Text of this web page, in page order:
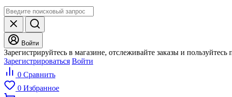
Войти
Зарегистрируйтесь в магазине, отслеживайте заказы и
Зарегистрироваться Войти
0 Сравнить
0 Избранное